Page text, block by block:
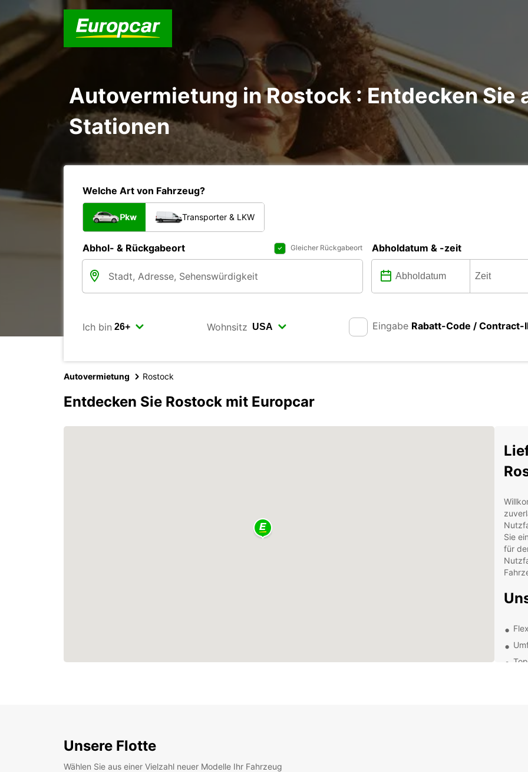
Autovermietung in Rostock : Entdecken Sie
Stationen
Welche Art von Fahrzeug?
Pkw Transporter & LKW
Abhol- & Rückgabeort Gleicher Rückgabeort Abholdatum & -zeit
Ich bin Wohnsitz Eingabe Rabatt-Code / Contract-
Autovermietung Rostock
Entdecken Sie Rostock mit Europcar
Sie
für
Unsere Flotte
Wählen Sie aus einer Vielzahl neuer Modelle Ihr Fahrzeug